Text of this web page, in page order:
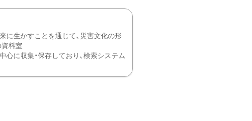
に生かすことを通じて、災害文化の形
資料室
に収集・保存しており、検索システム